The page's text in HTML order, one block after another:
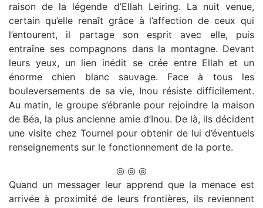
raison de la légende d’Ellah Leiring. La nuit venue,
certain qu’elle renaît grâce à l’affection de ceux qui
l’entourent, il partage son esprit avec elle, puis
entraîne ses compagnons dans la montagne. Devant
leurs yeux, un lien inédit se crée entre Ellah et un
énorme chien blanc sauvage. Face à tous les
bouleversements de sa vie, Inou résiste difficilement.
Au matin, le groupe s’ébranle pour rejoindre la maison
de Béa, la plus ancienne amie d’Inou. De là, ils décident
une visite chez Tournel pour obtenir de lui d’éventuels
renseignements sur le fonctionnement de la porte.
◎ ◎ ◎
Quand un messager leur apprend que la menace est
arrivée à proximité de leurs frontières, ils reviennent